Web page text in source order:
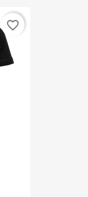
favorite_border